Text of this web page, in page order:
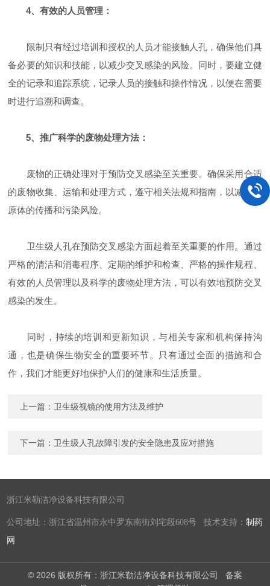
4、有效的人员管理：
限制只有经过培训和授权的人员才能接触人孔，确保他们具
备必要的知识和技能，以减少交叉感染的风险。同时，要建立健
全的记录和追踪系统，记录人员的接触和操作情况，以便在需要
时进行追溯和调查。
5、推广科学的废物处理方法：
废物的正确处理对于预防交叉感染至关重要。确保采用合适
的废物收集、运输和处理方式，遵守相关法规和指南，以减少病
原体的传播和污染风险。
卫生级人孔在预防交叉感染方面起着至关重要的作用。通过
严格的清洁和消毒程序、定期的维护和检查、严格的操作规程、
有效的人员管理以及科学的废物处理方法，可以有效地预防交叉
感染的发生。
同时，持续的培训和更新知识，与相关专家和机构保持沟
通，也是确保生物安全的重要环节。只有通过全面的措施和合
作，我们才能更好地保护人们的健康和生活质量。
上一篇： 卫生级视镜的使用方法及维护
下一篇： 卫生级人孔故障引发的安全隐患及应对措施
浙江米勒洁净设备科技有限公司
公司地址：浙江省温州市永中罗东南街刘宅段608号 技术支持：制药
网
© 2026 版权所有：浙江米勒洁净设备科技有限公司 备案